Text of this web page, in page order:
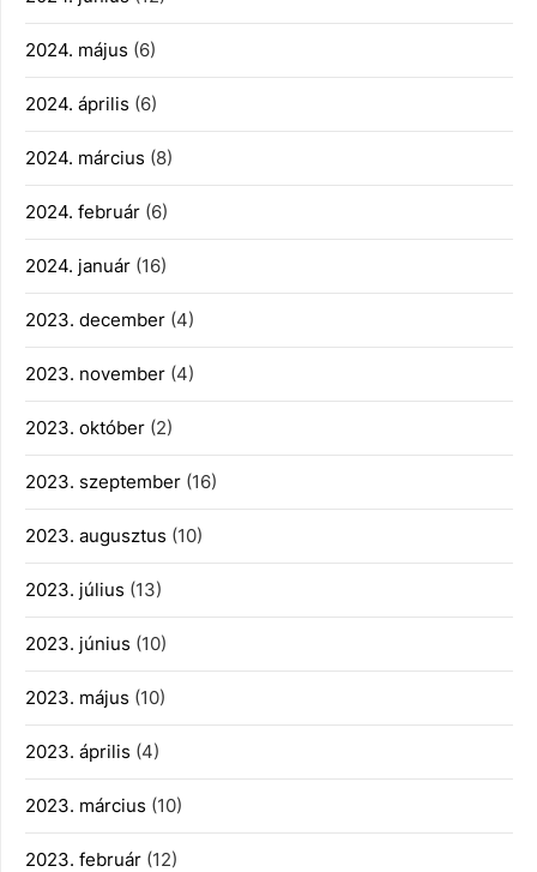
2024. május (6)
2024. április (6)
2024. március (8)
2024. február (6)
2024. január (16)
2023. december (4)
2023. november (4)
2023. október (2)
2023. szeptember (16)
2023. augusztus (10)
2023. július (13)
2023. június (10)
2023. május (10)
2023. április (4)
2023. március (10)
2023. február (12)